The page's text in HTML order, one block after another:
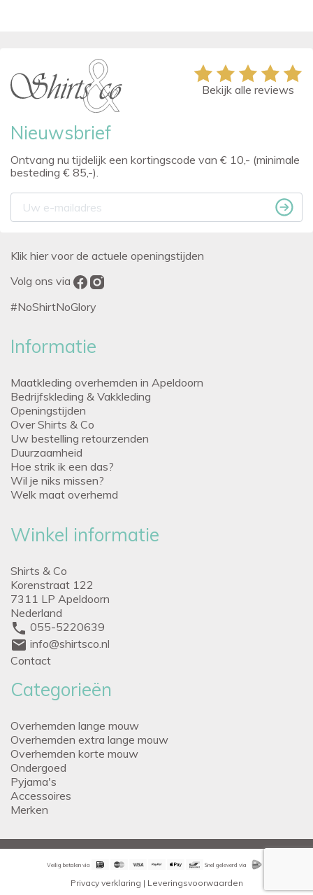
Nieuwsbrief
Ontvang nu tijdelijk een kortingscode van € 10,- (minimale
besteding € 85,-).
Bekijk alle reviews
Klik hier voor de actuele openingstijden
Volg ons via
#NoShirtNoGlory
Informatie
Maatkleding overhemden in Apeldoorn
Bedrijfskleding & Vakkleding
Openingstijden
Over Shirts & Co
Uw bestelling retourzenden
Duurzaamheid
Hoe strik ik een das?
Wil je niks missen?
Welk maat overhemd
Winkel informatie
Shirts & Co
Korenstraat 122
7311 LP Apeldoorn
Nederland
phone 055-5220639
mail info@shirtsco.nl
Contact
Categorieën
Overhemden lange mouw
Overhemden extra lange mouw
Overhemden korte mouw
Ondergoed
Pyjama's
Accessoires
Merken
Veilig betalen via Snel geleverd via
Privacy verklaring | Leveringsvoorwaarden